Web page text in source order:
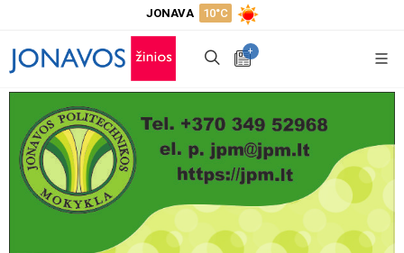
JONAVA 10°C
+